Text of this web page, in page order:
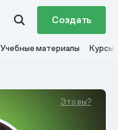
Создать
Учебные материалы Курсы
Это вы?